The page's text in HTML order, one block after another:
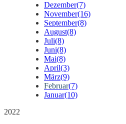
Dezember(7)
November(16)
September(8)
August(8)
Juli(8)
Juni(8)
Mai(8)
April(3)
März(9)
Februar(7)
Januar(10)
2022